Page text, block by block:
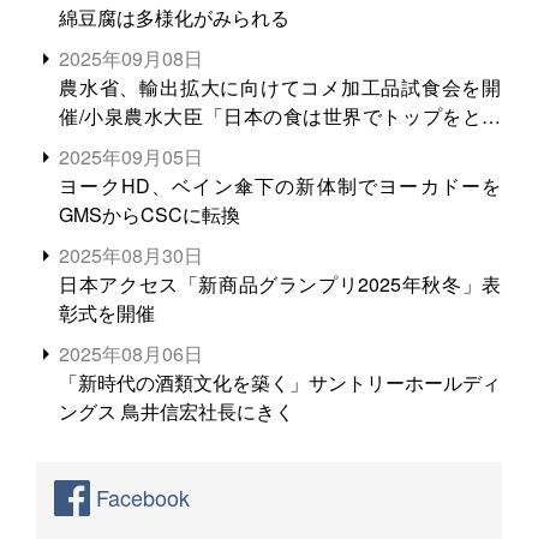
綿豆腐は多様化がみられる
2025年09月08日
農水省、輸出拡大に向けてコメ加工品試食会を開
催/小泉農水大臣「日本の食は世界でトップをとれ
る。米増産に向けて、米輸出需要の拡大を」
2025年09月05日
ヨークHD、ベイン傘下の新体制でヨーカドーを
GMSからCSCに転換
2025年08月30日
日本アクセス「新商品グランプリ2025年秋冬」表
彰式を開催
2025年08月06日
「新時代の酒類文化を築く」サントリーホールディ
ングス 鳥井信宏社長にきく
Facebook